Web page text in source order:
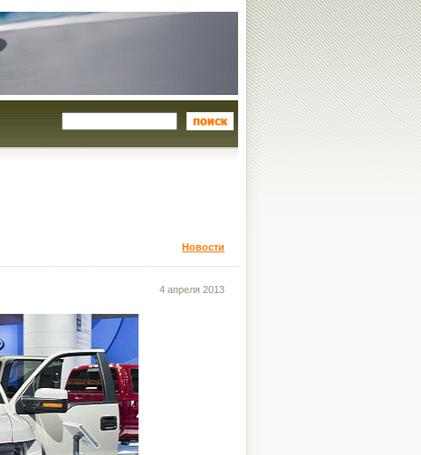
Новости
4 апреля 2013